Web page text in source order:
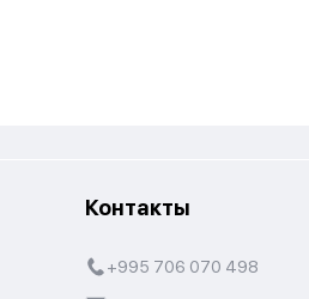
Контакты
+995 706 070 498